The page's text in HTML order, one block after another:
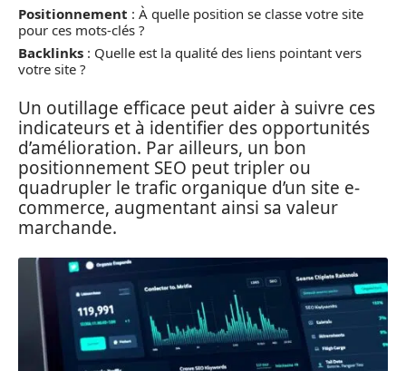
Positionnement : À quelle position se classe votre site
pour ces mots-clés ?
Backlinks : Quelle est la qualité des liens pointant vers
votre site ?
Un outillage efficace peut aider à suivre ces
indicateurs et à identifier des opportunités
d’amélioration. Par ailleurs, un bon
positionnement SEO peut tripler ou
quadrupler le trafic organique d’un site e-
commerce, augmentant ainsi sa valeur
marchande.